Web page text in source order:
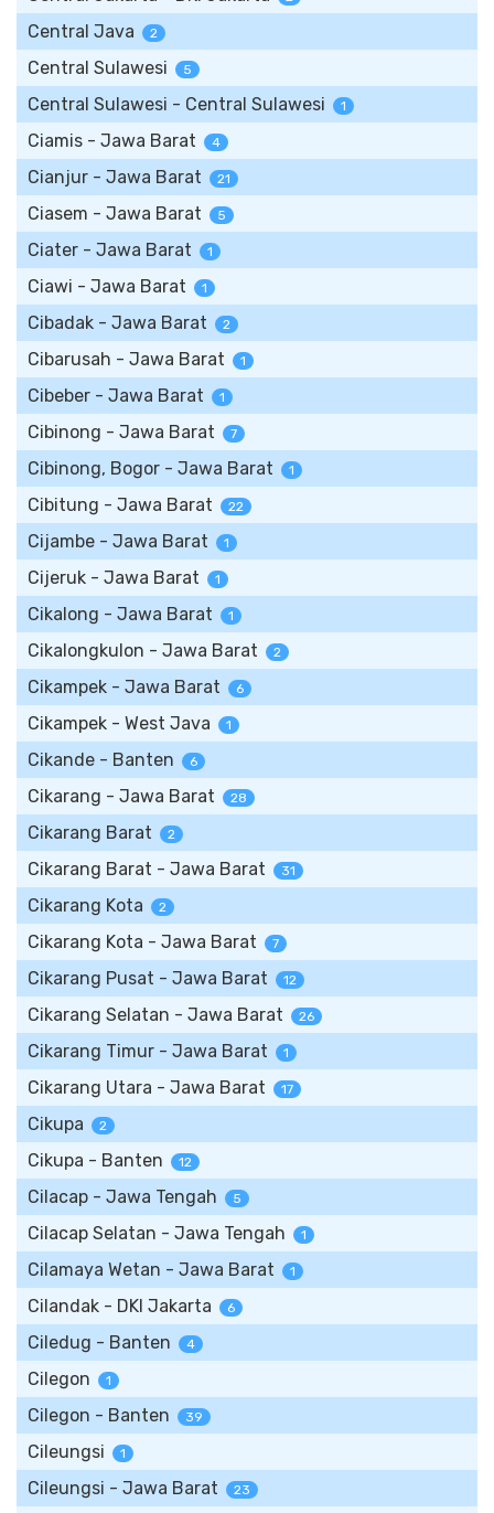
Central Java 2
Central Sulawesi 5
Central Sulawesi - Central Sulawesi 1
Ciamis - Jawa Barat 4
Cianjur - Jawa Barat 21
Ciasem - Jawa Barat 5
Ciater - Jawa Barat 1
Ciawi - Jawa Barat 1
Cibadak - Jawa Barat 2
Cibarusah - Jawa Barat 1
Cibeber - Jawa Barat 1
Cibinong - Jawa Barat 7
Cibinong, Bogor - Jawa Barat 1
Cibitung - Jawa Barat 22
Cijambe - Jawa Barat 1
Cijeruk - Jawa Barat 1
Cikalong - Jawa Barat 1
Cikalongkulon - Jawa Barat 2
Cikampek - Jawa Barat 6
Cikampek - West Java 1
Cikande - Banten 6
Cikarang - Jawa Barat 28
Cikarang Barat 2
Cikarang Barat - Jawa Barat 31
Cikarang Kota 2
Cikarang Kota - Jawa Barat 7
Cikarang Pusat - Jawa Barat 12
Cikarang Selatan - Jawa Barat 26
Cikarang Timur - Jawa Barat 1
Cikarang Utara - Jawa Barat 17
Cikupa 2
Cikupa - Banten 12
Cilacap - Jawa Tengah 5
Cilacap Selatan - Jawa Tengah 1
Cilamaya Wetan - Jawa Barat 1
Cilandak - DKI Jakarta 6
Ciledug - Banten 4
Cilegon 1
Cilegon - Banten 39
Cileungsi 1
Cileungsi - Jawa Barat 23